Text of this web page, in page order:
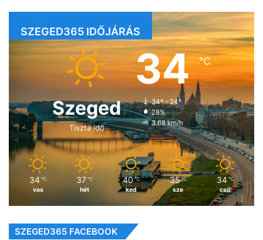
SZEGED365 IDŐJÁRÁS
Szeged
Tiszta idő
34℃
34º - 24º
28%
3.68 km/h
34 ℃
vas
37 ℃
hét
40 ℃
ked
35 ℃
sze
34 ℃
csü
SZEGED365 FACEBOOK